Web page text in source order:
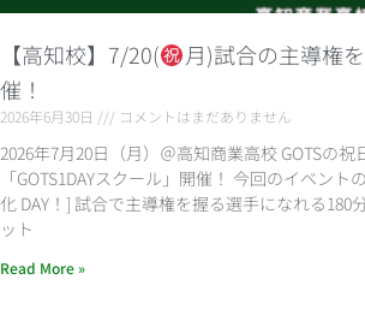
【高知校】7/20(
月)試合の主導権
催！
2026年6月30日 コメントはまだありません
2026年7月20日（月）＠高知商業高校 GOTSの祝
「GOTS1DAYスクール」開催！ 今回のイベン
化 DAY！] 試合で主導権を握る選手になれる180
ット
Read More »